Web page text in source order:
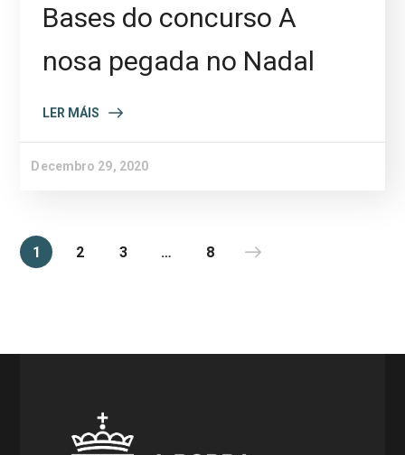
Bases do concurso A
nosa pegada no Nadal
LER MÁIS
Decembro 29, 2020
1 2 3 … 8